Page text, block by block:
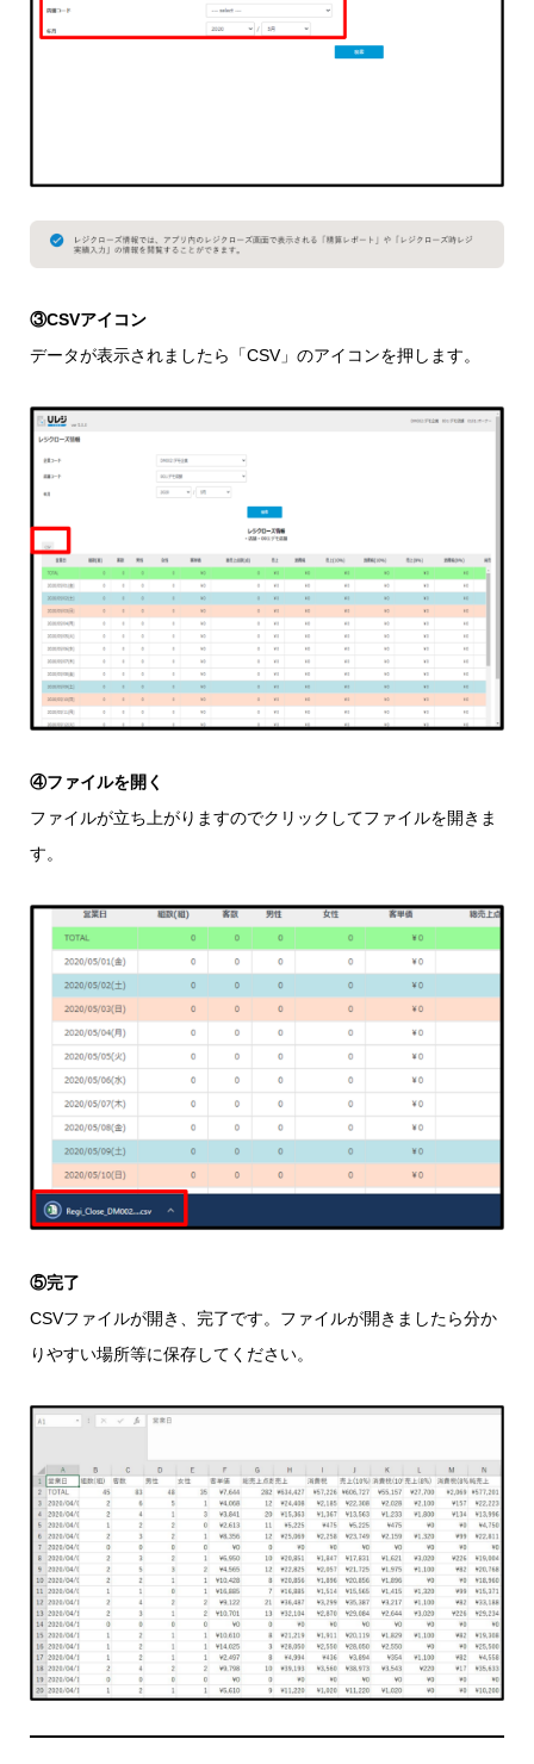
③CSVアイコン
データが表示されましたら「CSV」のアイコンを押します。
④ファイルを開く
ファイルが立ち上がりますのでクリックしてファイルを開きま
す。
⑤完了
CSVファイルが開き、完了です。ファイルが開きましたら分か
りやすい場所等に保存してください。